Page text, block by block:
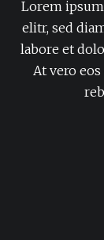
Lorem
elitr, sed
labore et
At vero